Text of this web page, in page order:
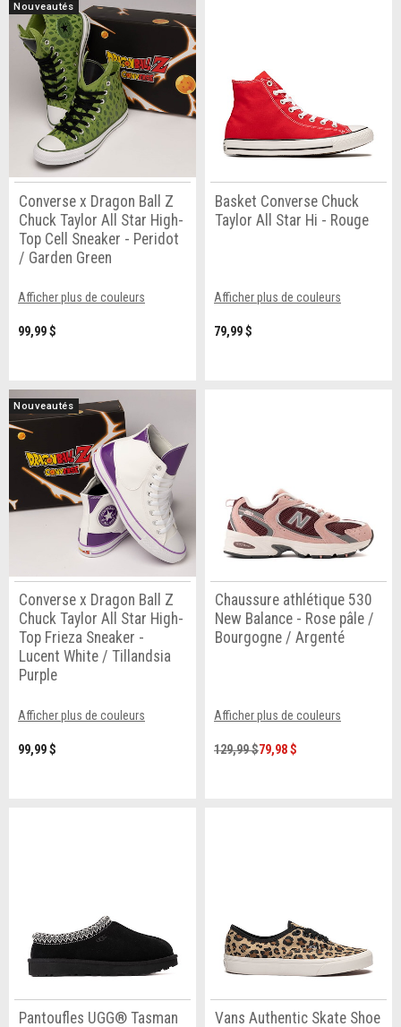
Nouveautés
Converse x Dragon Ball Z
Chuck Taylor All Star High-
Top Cell Sneaker - Peridot
/ Garden Green
Afficher plus de couleurs
99,99 $
Basket Converse Chuck
Taylor All Star Hi - Rouge
Afficher plus de couleurs
79,99 $
Nouveautés
Converse x Dragon Ball Z
Chuck Taylor All Star High-
Top Frieza Sneaker -
Lucent White / Tillandsia
Purple
Afficher plus de couleurs
99,99 $
Chaussure athlétique 530
New Balance - Rose pâle /
Bourgogne / Argenté
Afficher plus de couleurs
129,99 $79,98 $
Pantoufles UGG® Tasman Vans Authentic Skate Shoe